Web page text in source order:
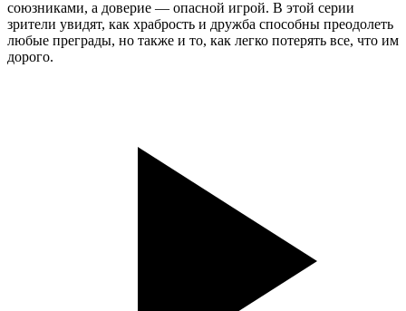
союзниками, а доверие — опасной игрой. В этой серии
зрители увидят, как храбрость и дружба способны преодолеть
любые преграды, но также и то, как легко потерять все, что им
дорого.